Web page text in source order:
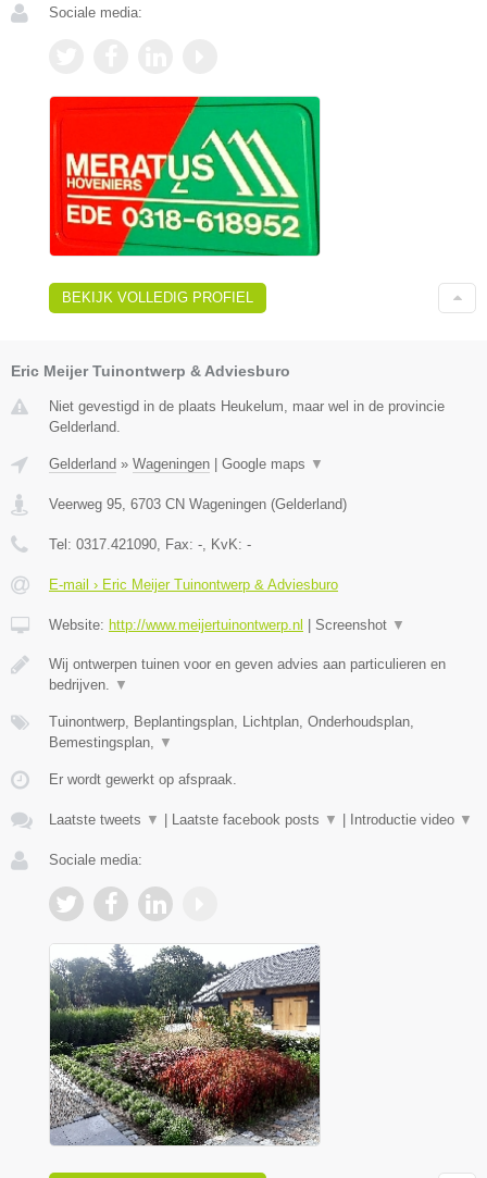
Sociale media:
BEKIJK VOLLEDIG PROFIEL
Eric Meijer Tuinontwerp & Adviesburo
Niet gevestigd in de plaats Heukelum, maar wel in de provincie
Gelderland.
Gelderland » Wageningen Google maps ▼
Veerweg 95 6703 CN Wageningen (Gelderland)
Tel: 0317.421090 , Fax: - , KvK: -
E-mail › Eric Meijer Tuinontwerp & Adviesburo
Website: http://www.meijertuinontwerp.nl Screenshot ▼
Wij ontwerpen tuinen voor en geven advies aan particulieren en
bedrijven.
▼
Tuinontwerp, Beplantingsplan, Lichtplan, Onderhoudsplan,
Bemestingsplan,
▼
Er wordt gewerkt op afspraak.
Laatste tweets ▼ Laatste facebook posts ▼ Introductie video ▼
Sociale media: